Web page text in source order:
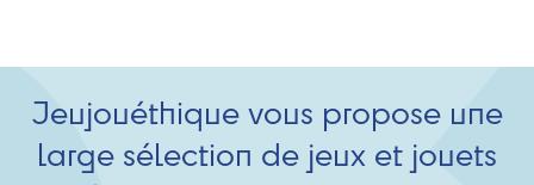
Jeujouéthique vous propose une
large sélection de jeux et jouets